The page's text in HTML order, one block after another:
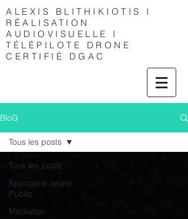
ALEXIS BLITHIKIOTIS I
RÉALISATION
AUDIOVISUELLE I
TÉLÉPILOTE DRONE
CERTIFIÉ DGAC
BloG
Tous les posts
Spectacle Jeune
Public
Médiation
Tous les posts